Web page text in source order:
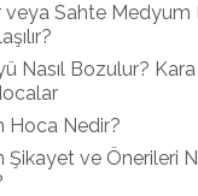
veya Sahte Medyum
Nasıl Bozulur?
Hoca Nedir?
Şikayet ve Önerileri